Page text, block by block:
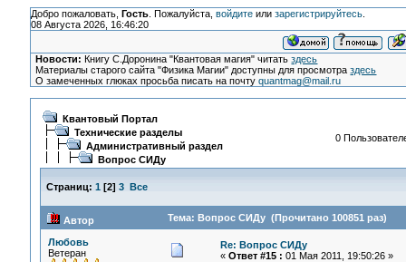
Добро пожаловать, Гость. Пожалуйста, войдитеили зарегистрируйтесь.
08 Августа 2026, 16:46:20
Новости: Книгу С.Доронина "Квантовая магия" читатьздесь
Материалы старого сайта "Физика Магии" доступны для просмотраздесь
О замеченных глюках просьба писать на почтуquantmag@mail.ru
Квантовый Портал
Технические разделы
Административный раздел
Вопрос СИДу
0
Страниц: 1 [2] 3 Все
Автор Тема: Вопрос СИДу (Прочитано 100851 раз)
Любовь
Ветеран
Re: Вопрос СИДу
« Ответ #15 : 01 Мая 2011, 19:50:26 »